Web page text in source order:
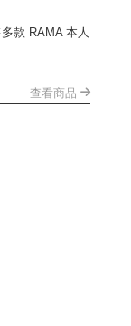
款 RAMA 本人
查看商品